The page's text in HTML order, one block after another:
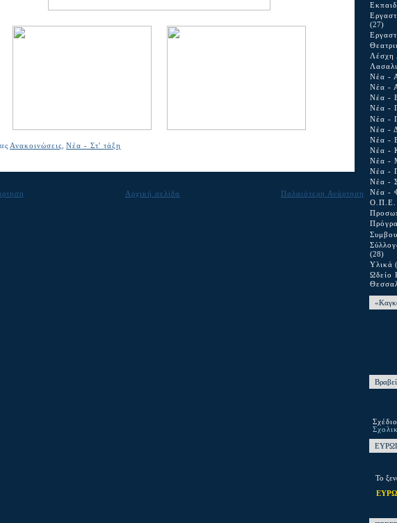
Ανακοινώσεις Νέα - Στ' τάξη
Παλαιότερη Ανάρτηση
Αρχική σελίδα
(27)
Λέσχη
Νέα -
Νέα -
Νέα -
Νέα -
Νέα -
Νέα -
Νέα -
Νέα -
Νέα -
Νέα -
Νέα -
Νέα -
Ο.Π.Ε.
(28)
Υλικά
Ωδείο
Το